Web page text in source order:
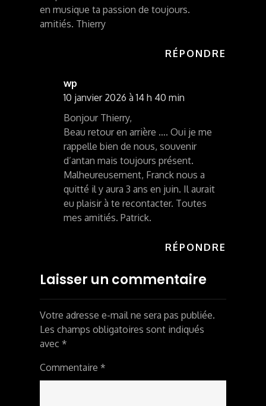
en musique ta passion de toujours.
amitiés. Thierry
RÉPONDRE
wp
10 janvier 2026 à 14 h 40 min
Bonjour Thierry,
Beau retour en arrière …. Oui je me
rappelle bien de nous, souvenir
d’antan mais toujours présent.
Malheureusement, Franck nous a
quitté il y aura 3 ans en juin. Il aurait
eu plaisir à te recontacter. Toutes
mes amitiés. Patrick.
RÉPONDRE
Laisser un commentaire
Votre adresse e-mail ne sera pas publiée.
Les champs obligatoires sont indiqués
avec *
Commentaire *